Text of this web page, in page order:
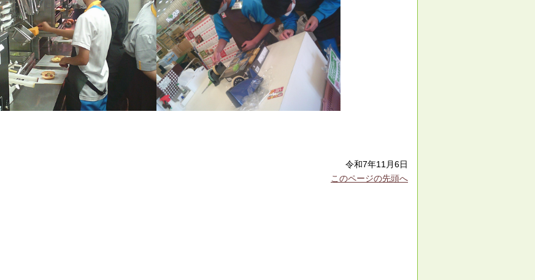
令和7年11月6日
このページの先頭へ